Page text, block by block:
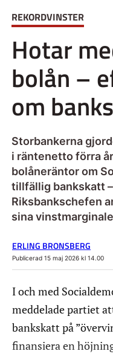
REKORDVINSTER
Hotar
bolån –
om
Storbankerna
i räntenetto förra
bolåneräntor om
tillfällig bankskatt
Riksbankschefen
sina
ERLING BRONSBERG
Publicerad 15 maj 2026 kl 14.00
I och med
meddelade partiet
bankskatt på
finansiera en